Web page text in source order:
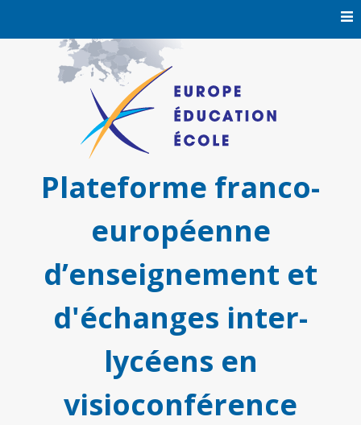
Plateforme franco-
européenne
d’enseignement et
d'échanges inter-
lycéens en
visioconférence